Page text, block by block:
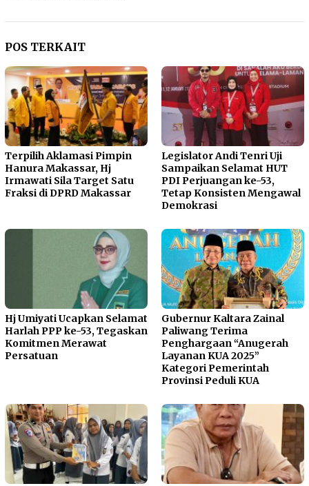
POS TERKAIT
Terpilih Aklamasi Pimpin
Hanura Makassar, Hj
Irmawati Sila Target Satu
Fraksi di DPRD Makassar
Legislator Andi Tenri Uji
Sampaikan Selamat HUT
PDI Perjuangan ke-53,
Tetap Konsisten Mengawal
Demokrasi
Hj Umiyati Ucapkan Selamat
Harlah PPP ke-53, Tegaskan
Komitmen Merawat
Persatuan
Gubernur Kaltara Zainal
Paliwang Terima
Penghargaan “Anugerah
Layanan KUA 2025”
Kategori Pemerintah
Provinsi Peduli KUA